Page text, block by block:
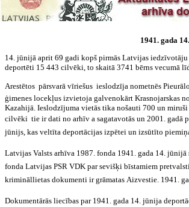
1941. gada
14. jūnijā aprit 69 gadi kopš pirmās Latvijas
deportēti 15 443 cilvēki, to skaitā 3741 bērns vecumā
Arestētos  pārsvarā vīriešus  ieslodzīja nometnēs
ģimenes locekļus izvietoja galvenokārt Krasnojarskas
Kazahijā. Ieslodzījuma vietās tika nošauti 700 un
cilvēki  tie ir dati no arhīv a sagatavotās un 2001. gadā
jūnijs, kas veltīta deportācijas izpētei un izsūtīto
Latvijas Valsts arhīva 1987. fonda 1941. gada 14.
fonda Latvijas PSR VDK par sevišķi bīstamiem
krimināllietas dokumenti ir grāmatas Aizvestie. 1941.
Dokumentārās liecības par 1941. gada 14. jūnija